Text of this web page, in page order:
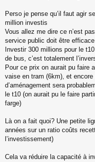
Perso je pense qu’il faut agir
million investis
Vous allez me dire ce n’est
service public doit être
Investir 300 millions pour le
de bus, c’est totalement
Pour ce prix on aurait pu faire
vaise en tram (6km), et
d’aménagement sera
le t10 (on aurait pu le faire
farge)
Là on a fait quoi? Une petite
années sur un ratio coûts
l’investissement)
Cela va réduire la capacité à